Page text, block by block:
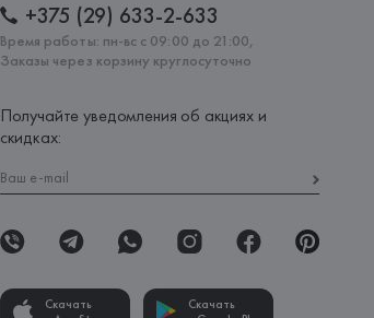
+375 (29) 633-2-633
Время работы: пн-вс с 09:00 до 21:00,
Заказы через корзину круглосуточно
Получайте уведомления об акциях и
скидках:
Скачать
Скачать